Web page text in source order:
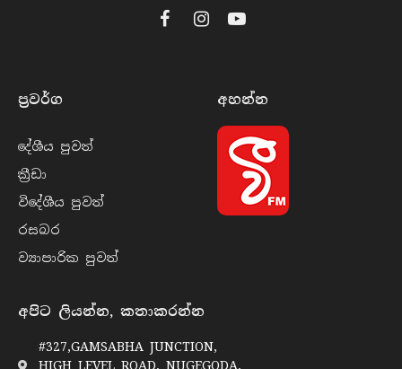
FacebookInstagramYouTube
ප්‍රවර්​ග
දේශීය පුව​ත්
ක්‍රී​ඩා
විදේශීය පුව​ත්
රසබ​ර
ව්‍යාපාරික පුව​ත්
අහන්​න
අපිට ලියන්න, කතාකරන්න
#327,GAMSABHA JUNCTION,
HIGH LEVEL ROAD, NUGEGODA,